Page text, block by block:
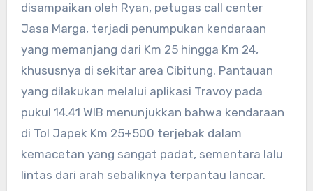
disampaikan oleh Ryan, petugas call center
Jasa Marga, terjadi penumpukan kendaraan
yang memanjang dari Km 25 hingga Km 24,
khususnya di sekitar area Cibitung. Pantauan
yang dilakukan melalui aplikasi Travoy pada
pukul 14.41 WIB menunjukkan bahwa kendaraan
di Tol Japek Km 25+500 terjebak dalam
kemacetan yang sangat padat, sementara lalu
lintas dari arah sebaliknya terpantau lancar.